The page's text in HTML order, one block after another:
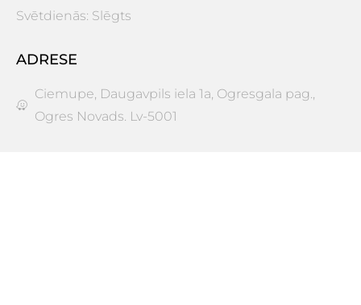
Svētdienās: Slēgts
ADRESE
Ciemupe, Daugavpils iela 1a, Ogresgala pag.,
Ogres Novads. Lv-5001